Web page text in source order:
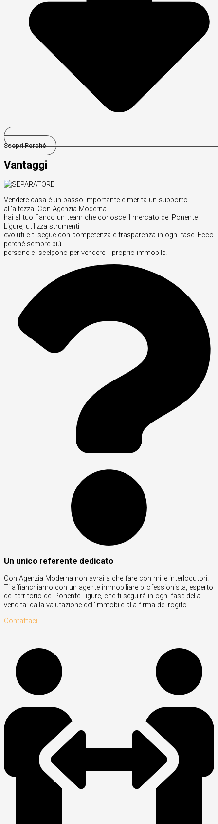
Scopri Perché
Vantaggi
Vendere casa è un passo importante e merita un supporto
all’altezza. Con Agenzia Moderna
hai al tuo fianco un team che conosce il mercato del Ponente
Ligure, utilizza strumenti
evoluti e ti segue con competenza e trasparenza in ogni fase. Ecco
perché sempre più
persone ci scelgono per vendere il proprio immobile.
Un unico referente dedicato
Con Agenzia Moderna non avrai a che fare con mille interlocutori.
Ti affianchiamo con un agente immobiliare professionista, esperto
del territorio del Ponente Ligure, che ti seguirà in ogni fase della
vendita: dalla valutazione dell’immobile alla firma del rogito.
Contattaci